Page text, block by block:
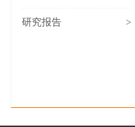
研究报告 >